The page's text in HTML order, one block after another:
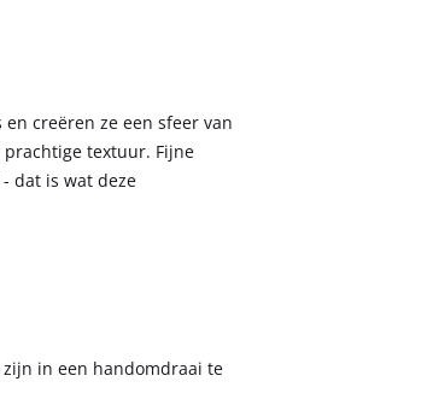
creëren ze een sfeer van
textuur. Fijne
dat is wat deze
in een handomdraai te